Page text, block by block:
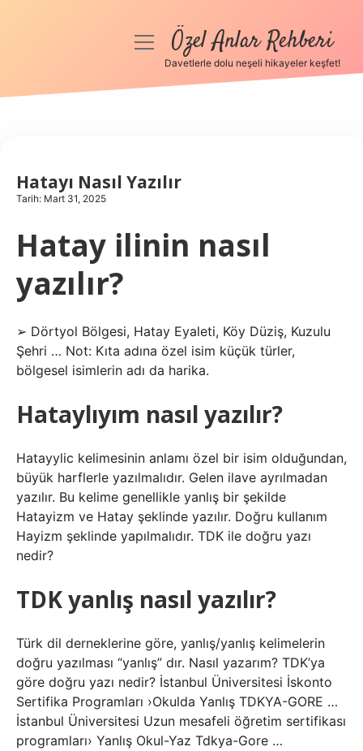
Anasayfa
Hakkımızda
menüyüÖzel Anlar Rehberi
Davetlerle dolu neşeli hikayeler keşfet!
Hatayı Nasıl Yazılır
Tarih: Mart 31, 2025
Hatay ilinin nasıl
yazılır?
➢ Dörtyol Bölgesi, Hatay Eyaleti, Köy Düziş, Kuzulu
Şehri … Not: Kıta adına özel isim küçük türler,
bölgesel isimlerin adı da harika.
Hataylıyım nasıl yazılır?
Hatayylic kelimesinin anlamı özel bir isim olduğundan,
büyük harflerle yazılmalıdır. Gelen ilave ayrılmadan
yazılır. Bu kelime genellikle yanlış bir şekilde
Hatayizm ve Hatay şeklinde yazılır. Doğru kullanım
Hayizm şeklinde yapılmalıdır. TDK ile doğru yazı
nedir?
TDK yanlış nasıl yazılır?
Türk dil derneklerine göre, yanlış/yanlış kelimelerin
doğru yazılması “yanlış” dır. Nasıl yazarım? TDK’ya
göre doğru yazı nedir? İstanbul Üniversitesi İskonto
Sertifika Programları ›Okulda Yanlış TDKYA-GORE …
İstanbul Üniversitesi Uzun mesafeli öğretim sertifikası
programları› Yanlış Okul-Yaz Tdkya-Gore …